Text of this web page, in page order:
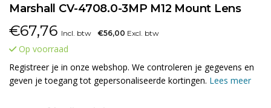
Marshall CV-4708.0-3MP M12 Mount Lens
€67,76 Incl. btw €56,00 Excl. btw
Op voorraad
Registreer je in onze webshop. We controleren je gegevens en
geven je toegang tot gepersonaliseerde kortingen. Lees meer